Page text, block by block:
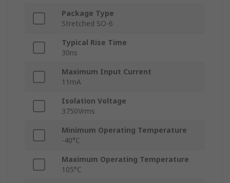
Package Type
Stretched SO-6
Typical Rise Time
30ns
Maximum Input Current
11mA
Isolation Voltage
3750Vrms
Minimum Operating Temperature
-40°C
Maximum Operating Temperature
105°C